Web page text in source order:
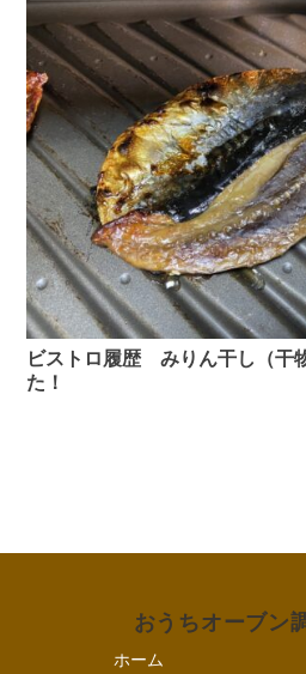
ビストロ履歴 みりん干し（干
た！
おうちオーブン
ホーム